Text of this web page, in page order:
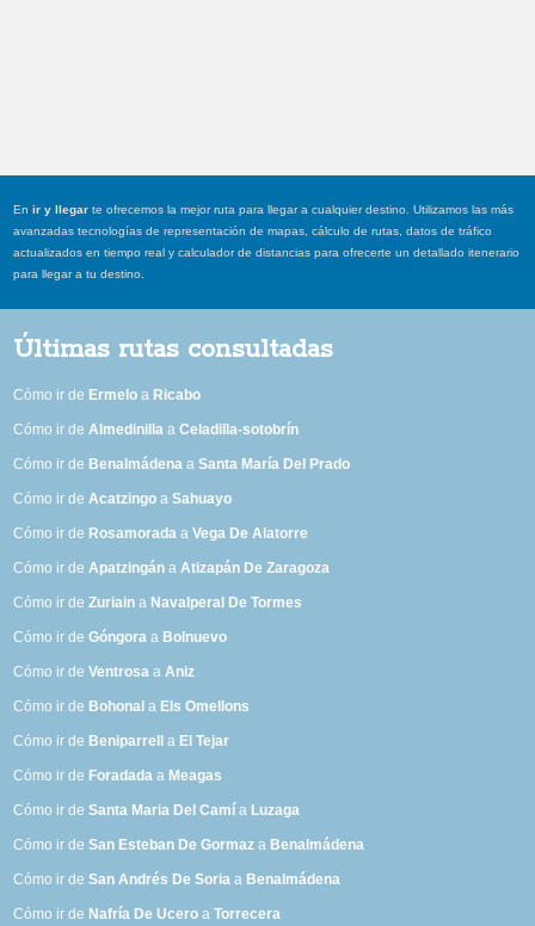
Enir y llegar te ofrecemos la mejor ruta para llegar a cualquier destino. Utilizamos las más
avanzadas tecnologías de representación de mapas, cálculo de rutas, datos de tráfico
actualizados en tiempo real y calculador de distancias para ofrecerte un detallado itenerario
para llegar a tu destino.
Últimas rutas consultadas
Cómo ir de Ermelo a Ricabo
Cómo ir deAlmedinilla aCeladilla-sotobrín
Cómo ir de Benalmádena aSanta María Del Prado
Cómo ir deAcatzingo aSahuayo
Cómo ir de Rosamorada aVega De Alatorre
Cómo ir deApatzingán aAtizapán De Zaragoza
Cómo ir deZuriain a Navalperal De Tormes
Cómo ir deGóngora a Bolnuevo
Cómo ir deVentrosa aAniz
Cómo ir de Bohonal a Els Omellons
Cómo ir de Beniparrell a El Tejar
Cómo ir de Foradada a Meagas
Cómo ir deSanta Maria Del Camí a Luzaga
Cómo ir deSan Esteban De Gormaz a Benalmádena
Cómo ir deSan Andrés De Soria a Benalmádena
Cómo ir de Nafría De Ucero aTorrecera